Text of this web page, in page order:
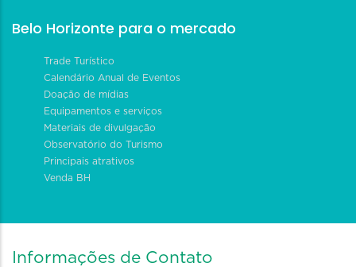
Belo Horizonte para o mercado
Trade Turístico
Calendário Anual de Eventos
Doação de mídias
Equipamentos e serviços
Materiais de divulgação
Observatório do Turismo
Principais atrativos
Venda BH
Informações de Contato